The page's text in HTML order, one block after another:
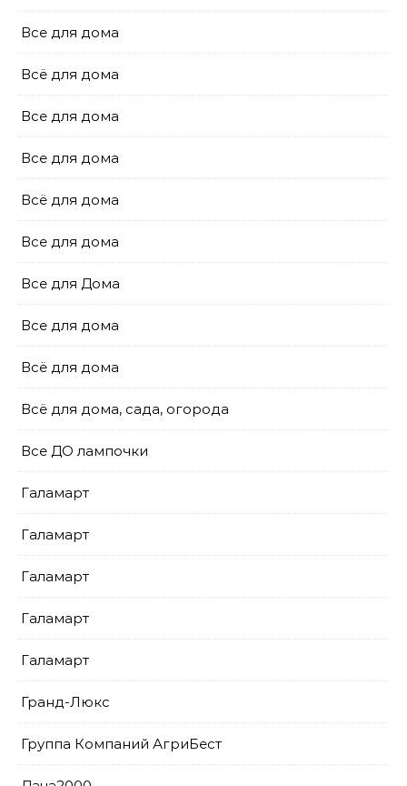
Все для дома
Всё для дома
Все для дома
Все для дома
Всё для дома
Все для дома
Все для Дома
Все для дома
Всё для дома
Всё для дома, сада, огорода
Все ДО лампочки
Галамарт
Галамарт
Галамарт
Галамарт
Галамарт
Гранд-Люкс
Группа Компаний АгриБест